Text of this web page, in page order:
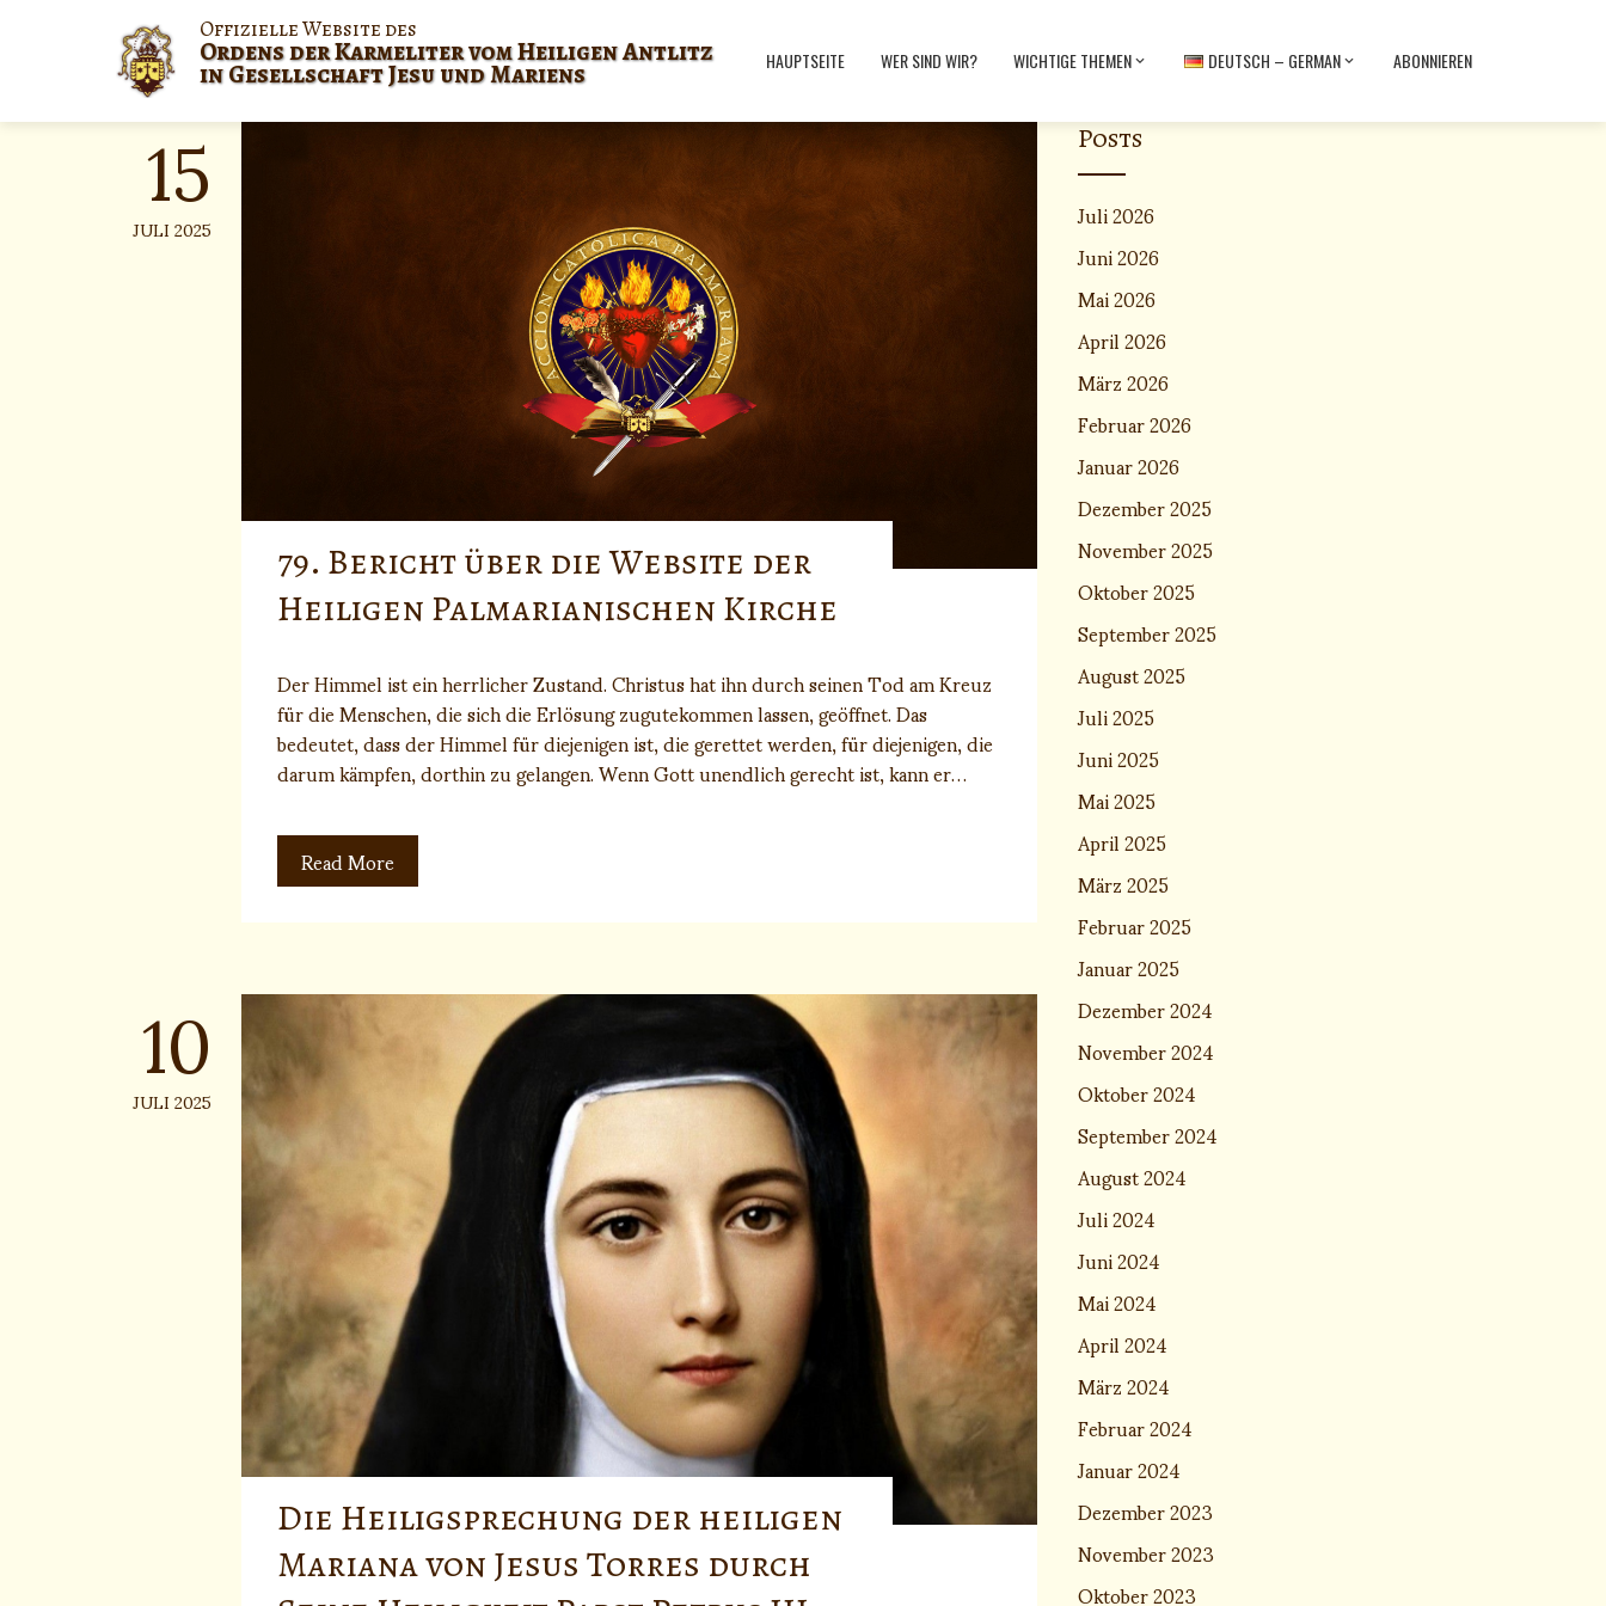
Offizielle Website des
Ordens der Karmeliter vom Heiligen Antlitz
in Gesellschaft Jesu und Mariens HAUPTSEITE WER SIND WIR? WICHTIGE THEMEN DEUTSCH – GERMAN ABONNIEREN
15
JULI 2025
79. Bericht über die Website der
Heiligen Palmarianischen Kirche
Der Himmel ist ein herrlicher Zustand. Christus hat ihn durch seinen Tod am Kreuz
für die Menschen, die sich die Erlösung zugutekommen lassen, geöffnet. Das
bedeutet, dass der Himmel für diejenigen ist, die gerettet werden, für diejenigen, die
darum kämpfen, dorthin zu gelangen. Wenn Gott unendlich gerecht ist, kann er…
Read More
10
JULI 2025
Die Heiligsprechung der heiligen
Mariana von Jesus Torres durch
Posts
Juli 2026
Juni 2026
Mai 2026
April 2026
März 2026
Februar 2026
Januar 2026
Dezember 2025
November 2025
Oktober 2025
September 2025
August 2025
Juli 2025
Juni 2025
Mai 2025
April 2025
März 2025
Februar 2025
Januar 2025
Dezember 2024
November 2024
Oktober 2024
September 2024
August 2024
Juli 2024
Juni 2024
Mai 2024
April 2024
März 2024
Februar 2024
Januar 2024
Dezember 2023
November 2023
Oktober 2023